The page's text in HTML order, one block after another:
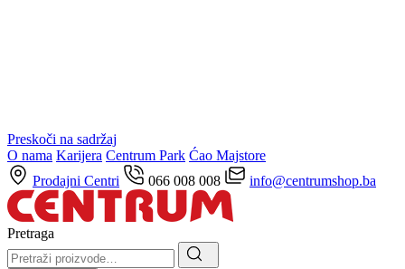
Preskoči na sadržaj
O nama Karijera Centrum Park Ćao Majstore
Prodajni Centri
066 008 008 info@centrumshop.ba
Pretraga